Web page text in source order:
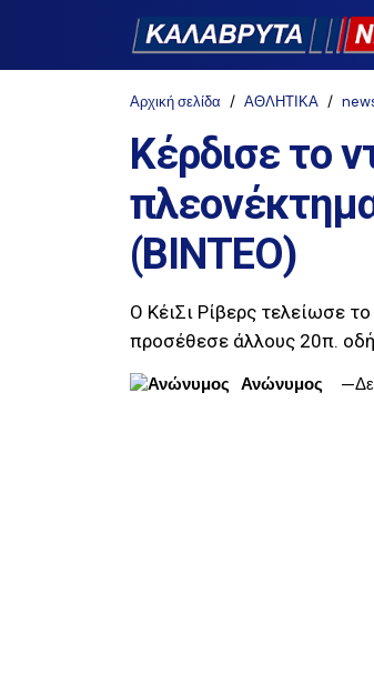
Αρχική σελίδα ΑΘΛΗΤΙΚΑ
Κέρδισε το
(ΒΙΝΤΕΟ)
Ο ΚέιΣι Ρίβερς τελείωσε
προσέθεσε άλλους 20π.
Ανώνυμος